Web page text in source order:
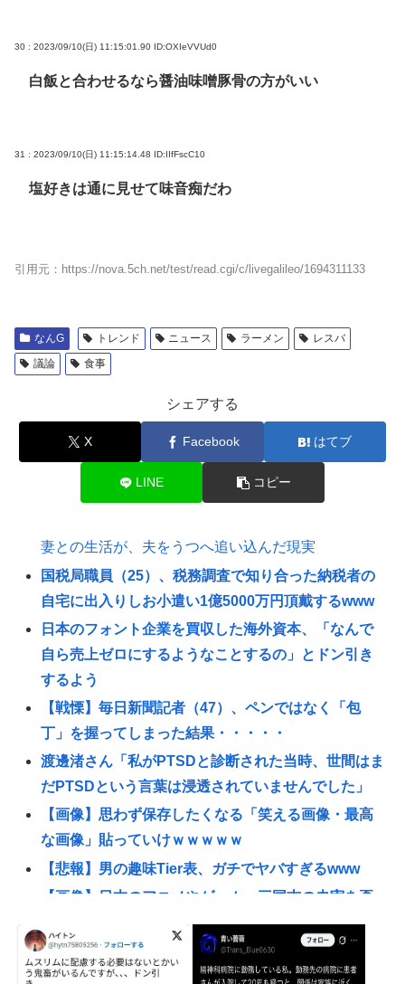
30 : 2023/09/10(日) 11:15:01.90 ID:OXIeVVUd0
白飯と合わせるなら醤油味噌豚骨の方がいい
31 : 2023/09/10(日) 11:15:14.48 ID:IIfFscC10
塩好きは通に見せて味音痴だわ
引用元：https://nova.5ch.net/test/read.cgi/c/livegalileo/1694311133
なんG トレンド ニュース ラーメン
レスバ
議論
食事
シェアする
X Facebook はてブ
LINE コピー
妻との生活が、夫をうつへ追い込んだ現実
国税局職員（25）、税務調査で知り合った納税者の
自宅に出入りしお小遣い1億5000万円頂戴するwww
日本のフォント企業を買収した海外資本、「なんで
自ら売上ゼロにするようなことするの」とドン引き
するよう
【戦慄】毎日新聞記者（47）、ペンではなく「包
丁」を握ってしまった結果・・・・・
渡邊渚さん「私がPTSDと診断された当時、世間はま
だPTSDという言葉は浸透されていませんでした」
【画像】思わず保存したくなる「笑える画像・最高
な画像」貼っていけｗｗｗｗｗ
【悲報】男の趣味Tier表、ガチでヤバすぎるwww
【画像】日本のアニメやゲーム、三国志の史実を歪
めて歴史を破壊してしまう
【悲報】ショートスリーパーさん「寝たほうがいい
のでは？」にブチギレ